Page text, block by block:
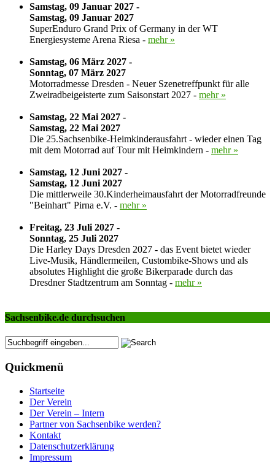
Samstag, 09 Januar 2027 -
Samstag, 09 Januar 2027
SuperEnduro Grand Prix of Germany in der WT
Energiesysteme Arena Riesa - mehr »
Samstag, 06 März 2027 -
Sonntag, 07 März 2027
Motorradmesse Dresden - Neuer Szenetreffpunkt für alle
Zweiradbeigeisterte zum Saisonstart 2027 - mehr »
Samstag, 22 Mai 2027 -
Samstag, 22 Mai 2027
Die 25.Sachsenbike-Heimkinderausfahrt - wieder einen Tag
mit dem Motorrad auf Tour mit Heimkindern - mehr »
Samstag, 12 Juni 2027 -
Samstag, 12 Juni 2027
Die mittlerweile 30.Kinderheimausfahrt der Motorradfreunde
"Beinhart" Pirna e.V. - mehr »
Freitag, 23 Juli 2027 -
Sonntag, 25 Juli 2027
Die Harley Days Dresden 2027 - das Event bietet wieder
Live-Musik, Händlermeilen, Custombike-Shows und als
absolutes Highlight die große Bikerparade durch das
Dresdner Stadtzentrum am Sonntag - mehr »
Sachsenbike.de durchsuchen
Quickmenü
Startseite
Der Verein
Der Verein – Intern
Partner von Sachsenbike werden?
Kontakt
Datenschutzerklärung
Impressum